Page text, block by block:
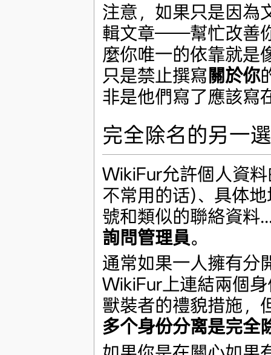
注意，如果只是因為
輯文章——幫忙改善
麼你唯一的依靠就是
只是禁止撰寫 關於你
非是他們寫了應該寫
完全除名的另一
WikiFur允許個人資
不常用的话)、具体
號和類似的聯絡資料
詢問管理員。
通常如果一人擁有分
WikiFur上連結兩個
獸裝者的禮貌措施，
多个身份分离是完全